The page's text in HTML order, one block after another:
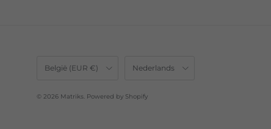
België (EUR €) Nederlands
© 2026 Matriks. Powered by Shopify